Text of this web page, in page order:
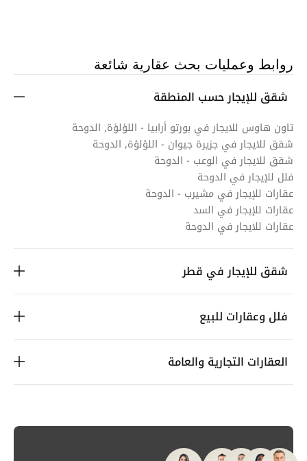
روابط وعمليات بحث عقارية شائعة
شقق للإيجار حسب المنطقة
تاون هاوس للايجار في بورتو أرابيا - اللؤلؤة, الدوحة
شقق للايجار في جزيرة جيوان - اللؤلؤة, الدوحة
شقق للايجار في الوعب - الدوحة
فلل للإيجار في الدوحة
عقارات للإيجار في مشيرب - الدوحة
عقارات للإيجار في السد
عقارات للايجار في الدوحة
شقق للإيجار في قطر
فلل وعقارات للبيع
العقارات التجارية والعامة